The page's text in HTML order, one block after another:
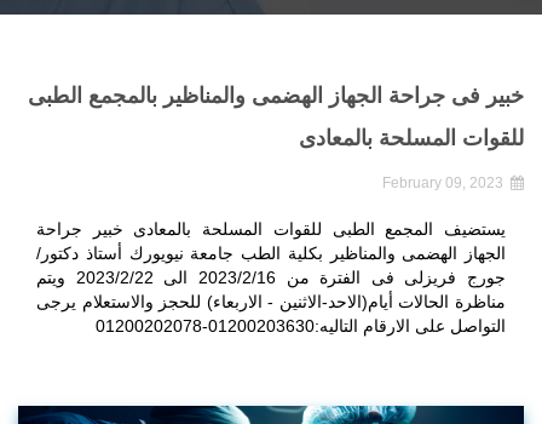
خبير فى جراحة الجهاز الهضمى والمناظير بالمجمع الطبى
للقوات المسلحة بالمعادى
يستضيف المجمع الطبى للقوات المسلحة بالمعادى خبير جراحة
الجهاز الهضمى والمناظير بكلية الطب جامعة نيويورك أستاذ دكتور/
جورج فريزلى فى الفترة من 2023/2/16 الى 2023/2/22 ويتم
مناظرة الحالات أيام(الاحد-الاثنين - الاربعاء) للحجز والاستعلام يرجى
التواصل على الارقام التاليه:01200203630-01200202078